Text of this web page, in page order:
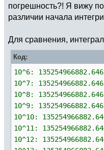
погрешность?! Я вижу
различии начала
Для сравнения,
Код:
10^6:
10^7:
10^8:
10^9:
10^10:
10^11:
10^12: